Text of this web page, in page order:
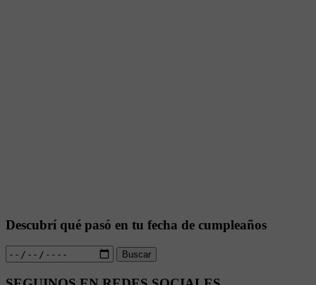
Descubrí qué pasó en tu fecha de cumpleaños
Buscar